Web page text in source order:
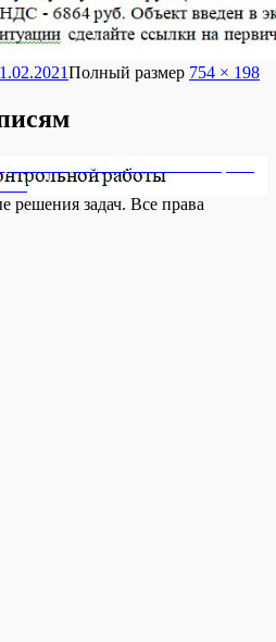
Полный размер 754 × 198
заказчиком в апреле
ма
решения задач. Все права